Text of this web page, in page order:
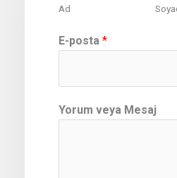
Ad
M
e
a
j
E-posta *
Yorum veya Mesaj